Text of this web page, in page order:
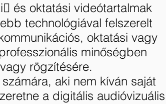
és oktatási videótartalmak
technológiával felszerelt
oktatási vagy
minőségben
rögzítésére.
aki nem kíván saját
a digitális audióvizuális